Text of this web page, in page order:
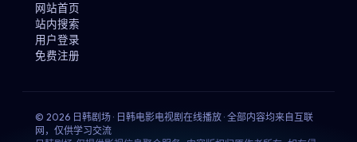
网站首页
站内搜索
用户登录
免费注册
© 2026 日韩剧场 · 日韩电影电视剧在线播放 · 全部内容均来自互联
网，仅供学习交流